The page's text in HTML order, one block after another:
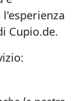
Cupio.de.